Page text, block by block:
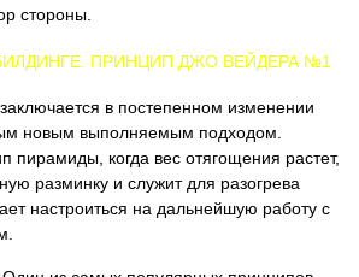
стороны.
ПРИНЦИП ДЖО ВЕЙДЕРА №1
в постепенном изменении
новым выполняемым подходом.
пирамиды, когда вес отягощения растет,
разминку и служит для разогрева
настроиться на дальнейшую работу с